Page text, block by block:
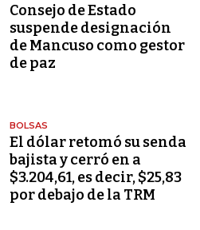
Consejo de Estado
suspende designación
de Mancuso como gestor
de paz
BOLSAS
El dólar retomó su senda
bajista y cerró en a
$3.204,61, es decir, $25,83
por debajo de la TRM